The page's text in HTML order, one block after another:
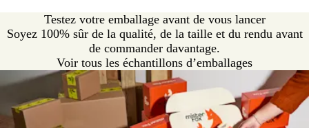
r
e
t
h
i
é
a
i
c
n
é
Testez votre emballage avant de vous lancer
Soyez 100% sûr de la qualité, de la taille et du rendu avant
de commander davantage.
Voir tous les échantillons d’emballages